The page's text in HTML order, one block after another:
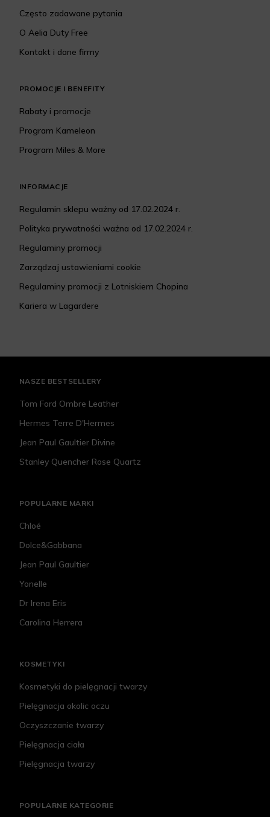
Często zadawane pytania
O Aelia Duty Free
Kontakt i dane firmy
PROMOCJE I BENEFITY
Rabaty i promocje
Program Kameleon
Program Miles & More
INFORMACJE
Regulamin sklepu ważny od 17.02.2024 r.
Polityka prywatności ważna od 17.02.2024 r.
Regulaminy promocji
Zarządzaj ustawieniami cookie
Regulaminy promocji z Lotniskiem Chopina
Kariera w Lagardere
NASZE BESTSELLERY
Tom Ford Ombre Leather
Hermes Terre D'Hermes
Jean Paul Gaultier Divine
Stanley Quencher Rose Quartz
POPULARNE MARKI
Chloé
Dolce&Gabbana
Jean Paul Gaultier
Yonelle
Dr Irena Eris
Carolina Herrera
KOSMETYKI
Kosmetyki do pielęgnacji twarzy
Pielęgnacja okolic oczu
Oczyszczanie twarzy
Pielęgnacja ciała
Pielęgnacja twarzy
POPULARNE KATEGORIE